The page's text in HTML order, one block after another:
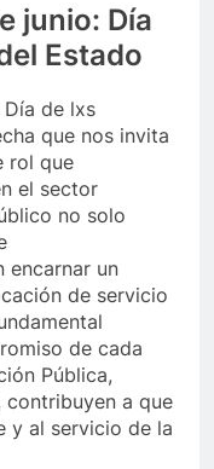
junio: Día
Estado
de lxs
que nos invita
rol que
el sector
no solo
encarnar un
de servicio
de cada
Pública,
contribuyen a que
y al servicio de la